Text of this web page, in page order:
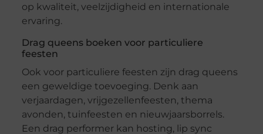
op kwaliteit, veelzijdigheid en internationale
ervaring.
Drag queens boeken voor particuliere
feesten
Ook voor particuliere feesten zijn drag queens
een geweldige toevoeging. Denk aan
verjaardagen, vrijgezellenfeesten, thema
avonden, tuinfeesten en nieuwjaarsborrels.
Een drag performer kan hosting, lip sync